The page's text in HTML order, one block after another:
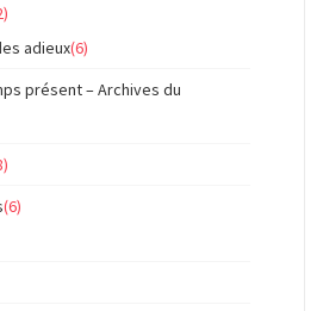
adieux(6)
présent – Archives du
(6)